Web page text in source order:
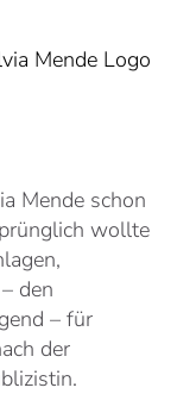
Mende schon
wollte
den
– für
der